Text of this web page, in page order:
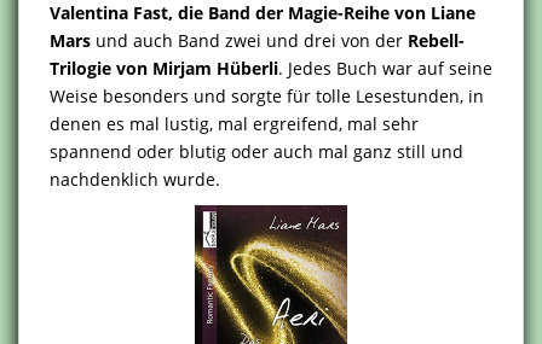
Valentina Fast, die Band der Magie-Reihe von Liane
Mars und auch Band zwei und drei von der Rebell-
Trilogie von Mirjam Hüberli. Jedes Buch war auf seine
Weise besonders und sorgte für tolle Lesestunden, in
denen es mal lustig, mal ergreifend, mal sehr
spannend oder blutig oder auch mal ganz still und
nachdenklich wurde.